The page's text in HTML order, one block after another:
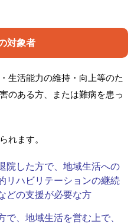
対象者
生活能力の維持・向上等のた
のある方、または難病を患っ
れます。
院した方で、地域生活への
リハビリテーションの継続
どの支援が必要な方
、地域生活を営む上で、